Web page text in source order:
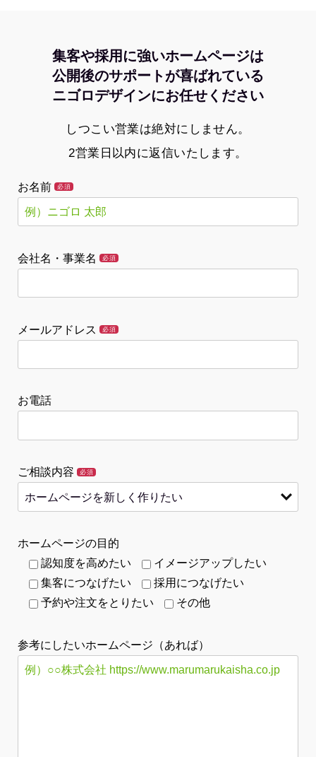
集客や採用に強いホームページは
公開後のサポートが喜ばれている
ニゴロデザインにお任せください
しつこい営業は絶対にしません。
2営業日以内に返信いたします。
お名前 必須
会社名・事業名 必須
メールアドレス 必須
お電話
ご相談内容 必須
ホームページの目的
認知度を高めたい
イメージアップしたい
集客につなげたい
採用につなげたい
予約や注文をとりたい
その他
参考にしたいホームページ（あれば）